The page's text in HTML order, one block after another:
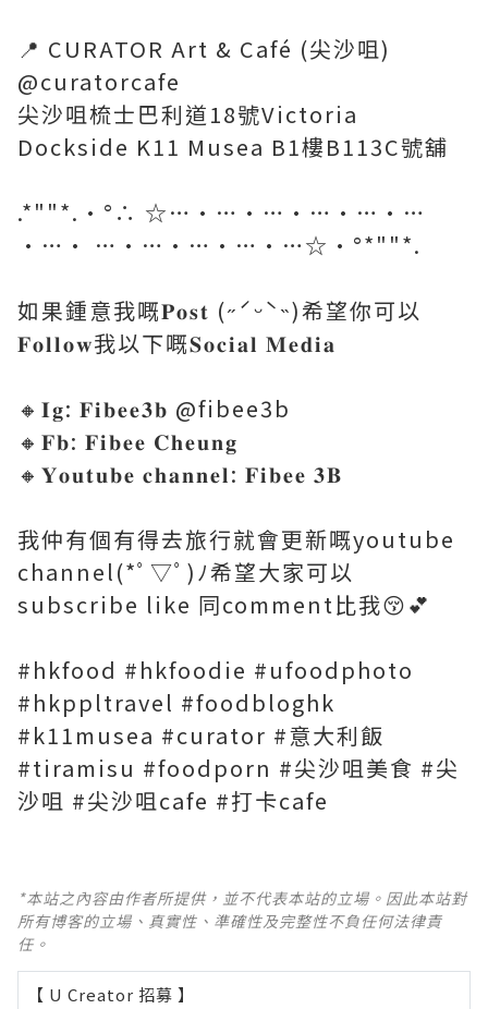
📍 CURATOR Art & Café (尖沙咀)
@curatorcafe
尖沙咀梳士巴利道18號Victoria
Dockside K11 Musea B1樓B113C號舖
.*""*.·°∴ ☆…·…·…·…·…·…
·…· …·…·…·…·…☆·°*""*.
如果鍾意我嘅𝐏𝐨𝐬𝐭 (˶ˊᵕˋ˵)希望你可以
𝐅𝐨𝐥𝐥𝐨𝐰我以下嘅𝐒𝐨𝐜𝐢𝐚𝐥 𝐌𝐞𝐝𝐢𝐚
🔸𝐈𝐠: 𝐅𝐢𝐛𝐞𝐞𝟑𝐛 @fibee3b
🔸𝐅𝐛: 𝐅𝐢𝐛𝐞𝐞 𝐂𝐡𝐞𝐮𝐧𝐠
🔸𝐘𝐨𝐮𝐭𝐮𝐛𝐞 𝐜𝐡𝐚𝐧𝐧𝐞𝐥: 𝐅𝐢𝐛𝐞𝐞 𝟑𝐁
我仲有個有得去旅行就會更新嘅youtube
channel(*ﾟ▽ﾟ)ﾉ希望大家可以
subscribe like 同comment比我😚💕
#hkfood #hkfoodie #ufoodphoto
#hkppltravel #foodbloghk
#k11musea #curator #意大利飯
#tiramisu #foodporn #尖沙咀美食 #尖
沙咀 #尖沙咀cafe #打卡cafe
*本站之內容由作者所提供，並不代表本站的立場。因此本站對
所有博客的立場、真實性、準確性及完整性不負任何法律責
任。
【 U Creator 招募 】